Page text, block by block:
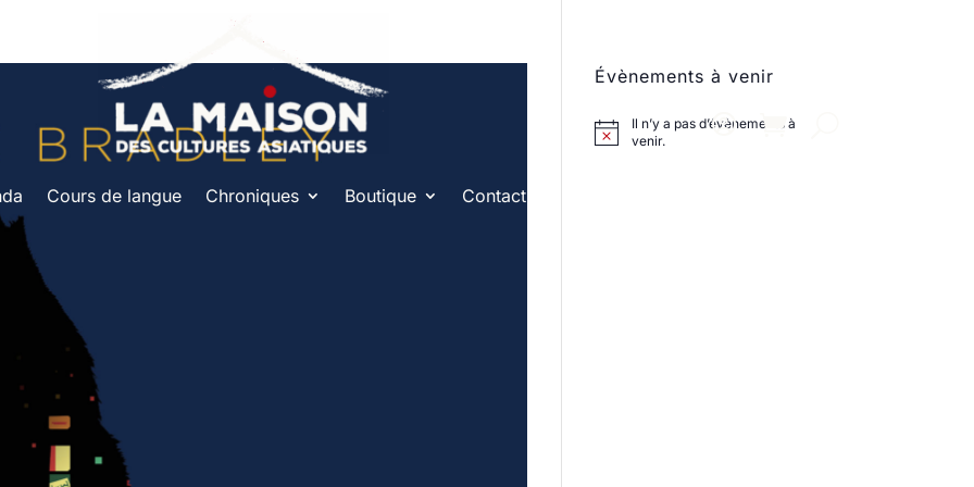
Cours de langue Chroniques Boutique Contact
Évènements à venir
Il n’y a pas d’évènements à
venir.